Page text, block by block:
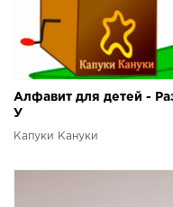
Алфавит для детей -
У
Капуки Кануки